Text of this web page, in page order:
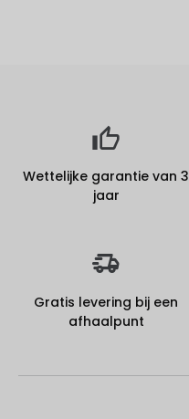
Wettelijke garantie van 3
jaar
Gratis levering bij een
afhaalpunt